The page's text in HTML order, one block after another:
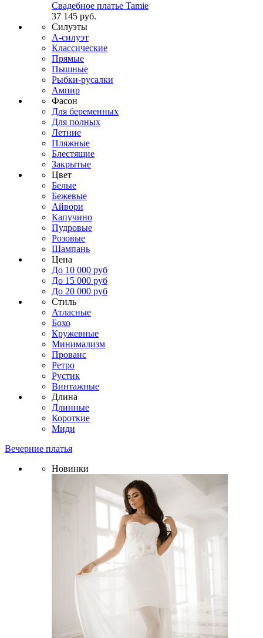
Свадебное платье Tamie
37 145 руб.
Силуэты
А-силуэт
Классические
Прямые
Пышные
Рыбки-русалки
Ампир
Фасон
Для беременных
Для полных
Летние
Пляжные
Блестящие
Закрытые
Цвет
Белые
Бежевые
Айвори
Капучино
Пудровые
Розовые
Шампань
Цена
До 10 000 руб
До 15 000 руб
До 20 000 руб
Стиль
Атласные
Бохо
Кружевные
Минимализм
Прованс
Ретро
Рустик
Винтажные
Длина
Длинные
Короткие
Миди
Вечерние платья
Новинки